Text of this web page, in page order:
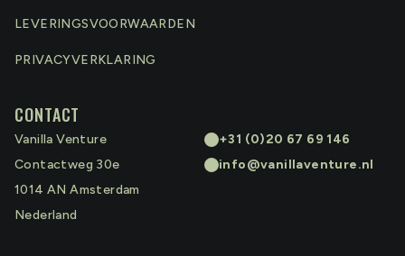
LEVERINGSVOORWAARDEN
PRIVACYVERKLARING
CONTACT
Vanilla Venture
Contactweg 30e
1014 AN Amsterdam
Nederland
+31 (0)20 67 69 146
info@vanillaventure.nl